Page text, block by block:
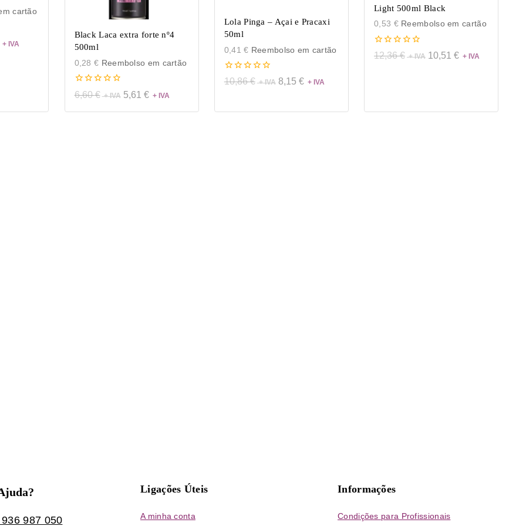
cartão
Black Laca extra forte nº4
500ml
0,28 € Reembolso em cartão
0
de
6,60€ 5,61 €
Lola Pinga – Açai e Pracaxi
50ml
0,41€ Reembolso em cartão
0
de
10,86€ 8,15 €
Light 500ml Black
0,53 €Reembolso em cartão
0
de
12,36€ 10,51 €
987 050
Ligações Úteis
A minha conta
Informações
Condições para Profissionais